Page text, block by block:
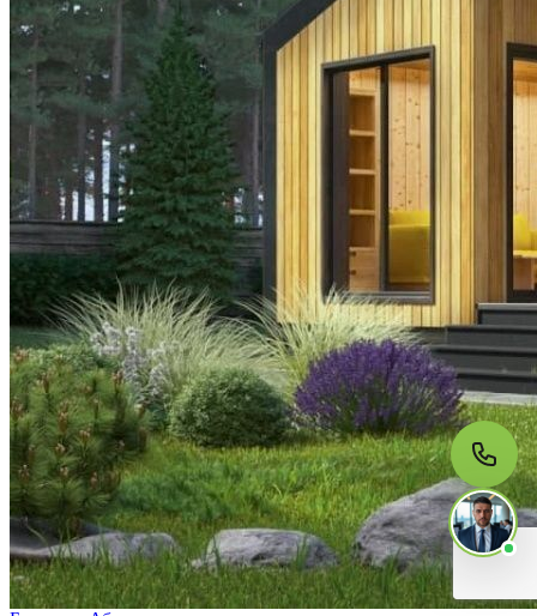
Пишите нам
Онлайн · ответим за 5 минут
в рабочее время
Telegram
WhatsApp
MAX